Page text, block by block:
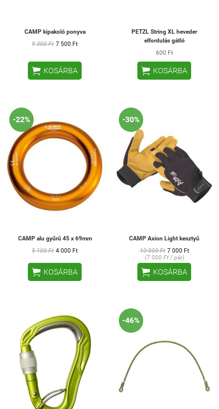
CAMP kipakoló ponyva
9 300 Ft 7 500 Ft
 KOSÁRBA
PETZL String XL heveder
elfordulás gátló
600 Ft
 KOSÁRBA
-22%
CAMP alu gyűrű 45 x 69mm
5 100 Ft 4 000 Ft
 KOSÁRBA
-30%
CAMP Axion Light kesztyű
10 000 Ft 7 000 Ft
(7 000 Ft / pár)
 KOSÁRBA
-46%